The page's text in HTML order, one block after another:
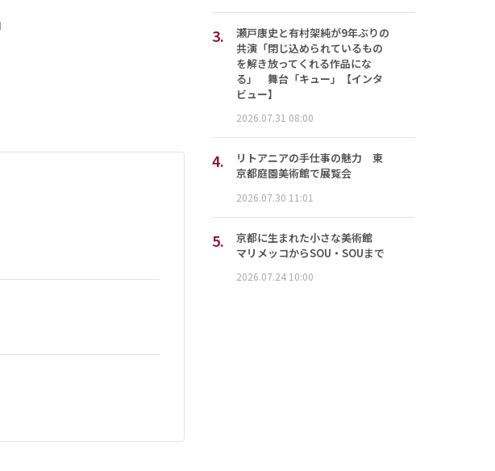
3.
瀬戸康史と有村架純が9年ぶりの
共演「閉じ込められているもの
を解き放ってくれる作品にな
る」 舞台「キュー」【インタ
ビュー】
2026.07.31 08:00
4.
リトアニアの手仕事の魅力 東
京都庭園美術館で展覧会
2026.07.30 11:01
5.
京都に生まれた小さな美術館
マリメッコからSOU・SOUまで
2026.07.24 10:00